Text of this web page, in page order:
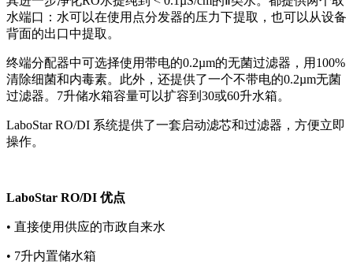
水端口：水可以在使用点分发器的压力下提取，也可以从设备
背面的出口中提取。
终端分配器中可选择使用带电的0.2µm的无菌过滤器，用100%
清除细菌和内毒素。此外，还提供了一个不带电的0.2µm无菌
过滤器。7升储水箱容量可以扩容到30或60升水箱。
LaboStar RO/DI 系统提供了一套启动滤芯和过滤器，方便立即
操作。
LaboStar RO/DI 优点
• 直接使用供应的市政自来水
• 7升内置储水箱